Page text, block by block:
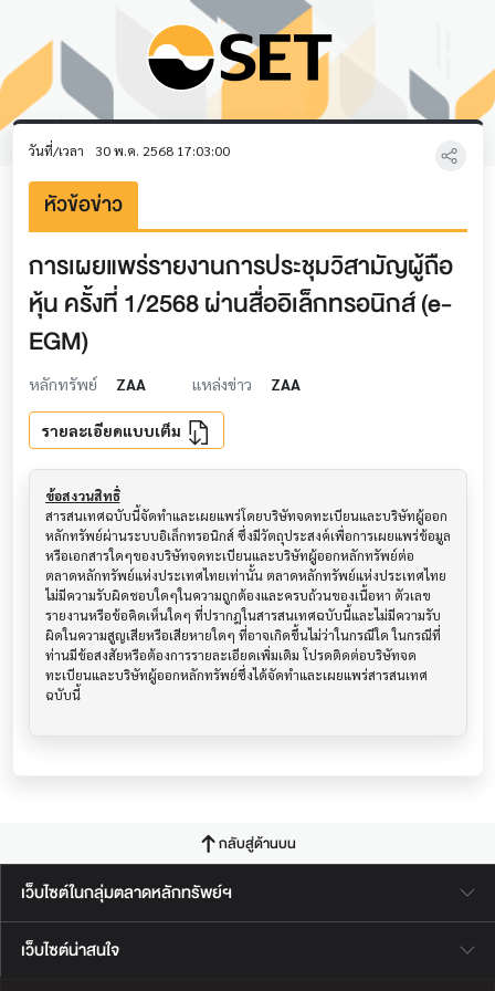
วันที่/เวลา 30 พ.ค. 2568 17:03:00
หัวข้อข่าว
การเผยแพร่รายงานการประชุมวิสามัญผู้ถือ
หุ้น ครั้งที่ 1/2568 ผ่านสื่ออิเล็กทรอนิกส์ (e-
EGM)
หลักทรัพย์ ZAA แหล่งข่าว ZAA
รายละเอียดแบบเต็ม
ข้อสงวนสิทธิ์
สารสนเทศฉบับนี้จัดทำและเผยแพร่โดยบริษัทจดทะเบียนและบริษัทผู้ออก
หลักทรัพย์ผ่านระบบอิเล็กทรอนิกส์ ซึ่งมีวัตถุประสงค์เพื่อการเผยแพร่ข้อมูล
หรือเอกสารใดๆของบริษัทจดทะเบียนและบริษัทผู้ออกหลักทรัพย์ต่อ
ตลาดหลักทรัพย์แห่งประเทศไทยเท่านั้น ตลาดหลักทรัพย์แห่งประเทศไทย
ไม่มีความรับผิดชอบใดๆในความถูกต้องและครบถ้วนของเนื้อหา ตัวเลข
รายงานหรือข้อคิดเห็นใดๆ ที่ปรากฎในสารสนเทศฉบับนี้และไม่มีความรับ
ผิดในความสูญเสียหรือเสียหายใดๆ ที่อาจเกิดขึ้นไม่ว่าในกรณีใด ในกรณีที่
ท่านมีข้อสงสัยหรือต้องการรายละเอียดเพิ่มเติม โปรดติดต่อบริษัทจด
ทะเบียนและบริษัทผู้ออกหลักทรัพย์ซึ่งได้จัดทำและเผยแพร่สารสนเทศ
ฉบับนี้
กลับสู่ด้านบน
เว็บไซต์ในกลุ่มตลาดหลักทรัพย์ฯ
เว็บไซต์น่าสนใจ